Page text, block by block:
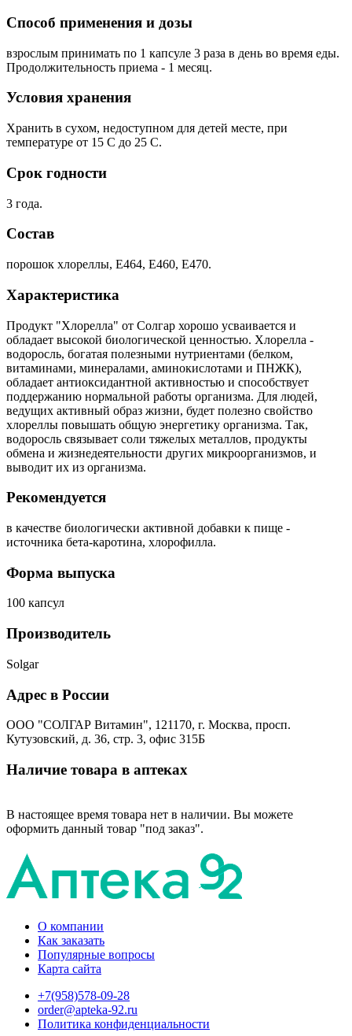
Способ применения и дозы
взрослым принимать по 1 капсуле 3 раза в день во время еды.
Продолжительность приема - 1 месяц.
Условия хранения
Хранить в сухом, недоступном для детей месте, при
температуре от 15 С до 25 С.
Срок годности
3 года.
Состав
порошок хлореллы, Е464, Е460, Е470.
Характеристика
Продукт "Хлорелла" от Солгар хорошо усваивается и
обладает высокой биологической ценностью. Хлорелла -
водоросль, богатая полезными нутриентами (белком,
витаминами, минералами, аминокислотами и ПНЖК),
обладает антиоксидантной активностью и способствует
поддержанию нормальной работы организма. Для людей,
ведущих активный образ жизни, будет полезно свойство
хлореллы повышать общую энергетику организма. Так,
водоросль связывает соли тяжелых металлов, продукты
обмена и жизнедеятельности других микроорганизмов, и
выводит их из организма.
Рекомендуется
в качестве биологически активной добавки к пище -
источника бета-каротина, хлорофилла.
Форма выпуска
100 капсул
Производитель
Solgar
Адрес в России
ООО "СОЛГАР Витамин", 121170, г. Москва, просп.
Кутузовский, д. 36, стр. 3, офис 315Б
Наличие товара в аптеках
В настоящее время товара нет в наличии. Вы можете
оформить данный товар "под заказ".
О компании
Как заказать
Популярные вопросы
Карта сайта
+7(958)578-09-28
order@apteka-92.ru
Политика конфиденциальности